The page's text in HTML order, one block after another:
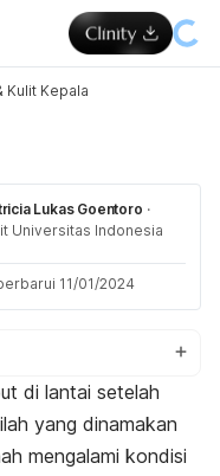
Kulit Kepala
Lukas Goentoro ·
Universitas Indonesia
11/01/2024
di lantai setelah
yang dinamakan
mengalami kondisi